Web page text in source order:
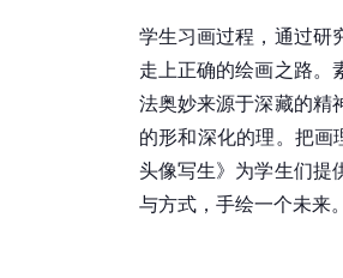
学生习画过程，通过研
走上正确的绘画之路。
法奥妙来源于深藏的精
的形和深化的理。把画
头像写生》为学生们提
与方式，手绘一个未来